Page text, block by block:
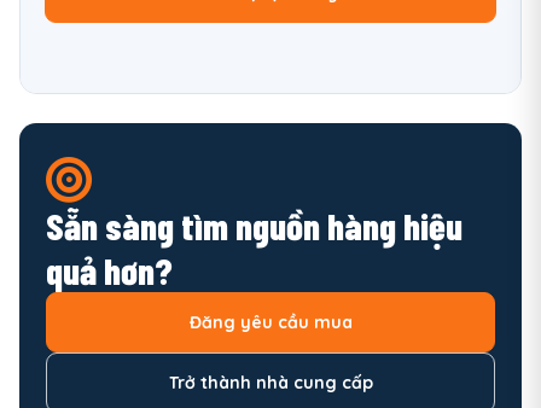
Sẵn sàng tìm nguồn hàng hiệu
quả hơn?
Đăng yêu cầu mua
Trở thành nhà cung cấp